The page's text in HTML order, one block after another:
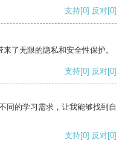
支持[0] 反对[0]
了无限的隐私和安全性保护。
支持[0] 反对[0]
同的学习需求，让我能够找到自
支持[0] 反对[0]